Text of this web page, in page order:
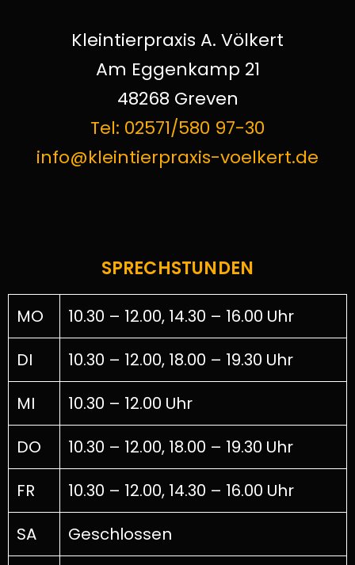
Kleintierpraxis A. Völkert
Am Eggenkamp 21
48268 Greven
Tel: 02571/580 97-30
info@kleintierpraxis-voelkert.de
SPRECHSTUNDEN
MO
10.30 – 12.00, 14.30 – 16.00 Uhr
DI
10.30 – 12.00, 18.00 – 19.30 Uhr
MI
10.30 – 12.00 Uhr
DO
10.30 – 12.00, 18.00 – 19.30 Uhr
FR
10.30 – 12.00, 14.30 – 16.00 Uhr
SA
Geschlossen